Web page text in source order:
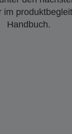
im
Handbuch.